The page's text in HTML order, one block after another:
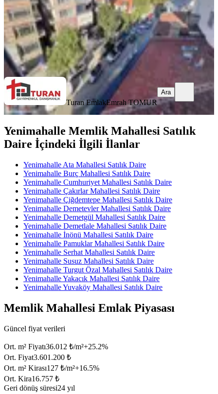
2.650.000 ₺
Turan EmlakEmrah TOMUR
Ara
Turan EmlakEmrah TOMUR
Ara
Yenimahalle Memlik Mahallesi Satılık
Daire İçindeki İlgili İlanlar
Yenimahalle Ata Mahallesi Satılık Daire
Yenimahalle Burç Mahallesi Satılık Daire
Yenimahalle Cumhuriyet Mahallesi Satılık Daire
Yenimahalle Çakırlar Mahallesi Satılık Daire
Yenimahalle Çiğdemtepe Mahallesi Satılık Daire
Yenimahalle Demetevler Mahallesi Satılık Daire
Yenimahalle Demetgül Mahallesi Satılık Daire
Yenimahalle Demetlale Mahallesi Satılık Daire
Yenimahalle İnönü Mahallesi Satılık Daire
Yenimahalle Pamuklar Mahallesi Satılık Daire
Yenimahalle Serhat Mahallesi Satılık Daire
Yenimahalle Susuz Mahallesi Satılık Daire
Yenimahalle Turgut Özal Mahallesi Satılık Daire
Yenimahalle Yakacık Mahallesi Satılık Daire
Yenimahalle Yuvaköy Mahallesi Satılık Daire
Memlik Mahallesi Emlak Piyasası
Güncel fiyat verileri
Ort. m² Fiyatı36.012 ₺/m²+25.2%
Ort. Fiyat3.601.200 ₺
Ort. m² Kirası127 ₺/m²+16.5%
Ort. Kira16.757 ₺
Geri dönüş süresi24 yıl